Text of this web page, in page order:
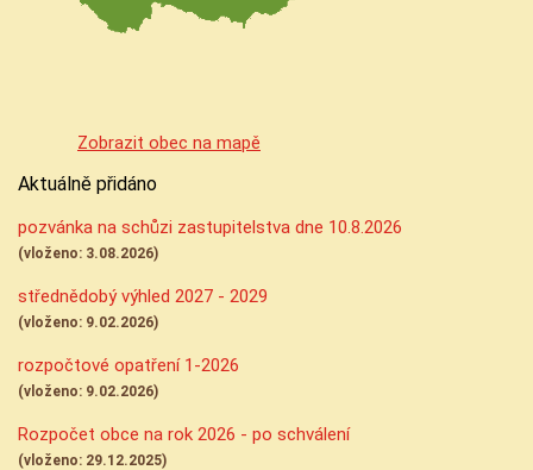
Zobrazit obec na mapě
Aktuálně přidáno
pozvánka na schůzi zastupitelstva dne 10.8.2026
(vloženo: 3.08.2026)
střednědobý výhled 2027 - 2029
(vloženo: 9.02.2026)
rozpočtové opatření 1-2026
(vloženo: 9.02.2026)
Rozpočet obce na rok 2026 - po schválení
(vloženo: 29.12.2025)